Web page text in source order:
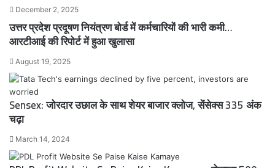
December 2, 2025
उत्तर प्रदेश प्रदूषण नियंत्रण बोर्ड में कर्मचारियों की भारी कमी…
आरटीआई की रिपोर्ट में हुआ खुलासा
August 19, 2025
Sensex: जोरदार उछाल के साथ शेयर बाजार क्लोज, सेंसेक्स 335 अंक
चढ़ा
March 14, 2024